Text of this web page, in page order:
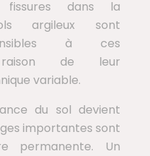
dans la
argileux sont
à ces
de leur
variable.
du sol devient
importantes sont
permanente. Un